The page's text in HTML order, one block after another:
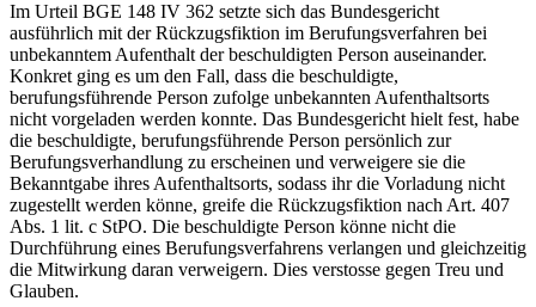
Im Urteil BGE 148 IV 362 setzte sich das Bundesgericht
ausführlich mit der Rückzugsfiktion im Berufungsverfahren bei
unbekanntem Aufenthalt der beschuldigten Person auseinander.
Konkret ging es um den Fall, dass die beschuldigte,
berufungsführende Person zufolge unbekannten Aufenthaltsorts
nicht vorgeladen werden konnte. Das Bundesgericht hielt fest, habe
die beschuldigte, berufungsführende Person persönlich zur
Berufungsverhandlung zu erscheinen und verweigere sie die
Bekanntgabe ihres Aufenthaltsorts, sodass ihr die Vorladung nicht
zugestellt werden könne, greife die Rückzugsfiktion nach Art. 407
Abs. 1 lit. c StPO. Die beschuldigte Person könne nicht die
Durchführung eines Berufungsverfahrens verlangen und gleichzeitig
die Mitwirkung daran verweigern. Dies verstosse gegen Treu und
Glauben.